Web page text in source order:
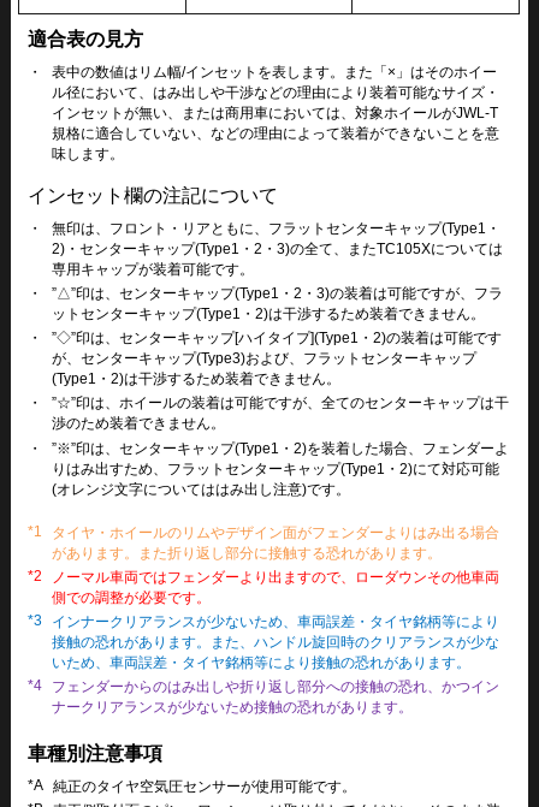
適合表の見方
・
表中の数値はリム幅/インセットを表します。また「×」はそのホイー
ル径において、はみ出しや干渉などの理由により装着可能なサイズ・
インセットが無い、または商用車においては、対象ホイールがJWL-T
規格に適合していない、などの理由によって装着ができないことを意
味します。
インセット欄の注記について
・
無印は、フロント・リアともに、フラットセンターキャップ(Type1・
2)・センターキャップ(Type1・2・3)の全て、またTC105Xについては
専用キャップが装着可能です。
・
”△”印は、センターキャップ(Type1・2・3)の装着は可能ですが、フラ
ットセンターキャップ(Type1・2)は干渉するため装着できません。
・
”◇”印は、センターキャップ[ハイタイプ](Type1・2)の装着は可能です
が、センターキャップ(Type3)および、フラットセンターキャップ
(Type1・2)は干渉するため装着できません。
・
”☆”印は、ホイールの装着は可能ですが、全てのセンターキャップは干
渉のため装着できません。
・
”※”印は、センターキャップ(Type1・2)を装着した場合、フェンダーよ
りはみ出すため、フラットセンターキャップ(Type1・2)にて対応可能
(オレンジ文字についてははみ出し注意)です。
*1
タイヤ・ホイールのリムやデザイン面がフェンダーよりはみ出る場合
があります。また折り返し部分に接触する恐れがあります。
*2
ノーマル車両ではフェンダーより出ますので、ローダウンその他車両
側での調整が必要です。
*3
インナークリアランスが少ないため、車両誤差・タイヤ銘柄等により
接触の恐れがあります。また、ハンドル旋回時のクリアランスが少な
いため、車両誤差・タイヤ銘柄等により接触の恐れがあります。
*4
フェンダーからのはみ出しや折り返し部分への接触の恐れ、かつイン
ナークリアランスが少ないため接触の恐れがあります。
車種別注意事項
*A 純正のタイヤ空気圧センサーが使用可能です。